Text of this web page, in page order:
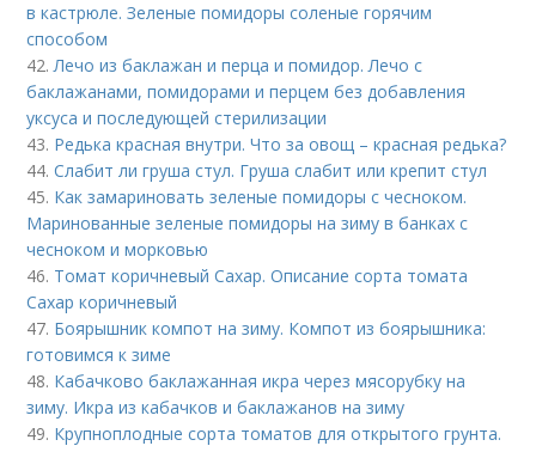
в кастрюле. Зеленые помидоры соленые горячим
способом
42.Лечо из баклажан и перца и помидор. Лечо с
баклажанами, помидорами и перцем без добавления
уксуса и последующей стерилизации
43. Редька красная внутри. Что за овощ – красная редька?
44.Слабит ли груша стул. Груша слабит или крепит стул
45. Как замариновать зеленые помидоры с чесноком.
Маринованные зеленые помидоры на зиму в банках с
чесноком и морковью
46. Томат коричневый Сахар. Описание сорта томата
Сахар коричневый
47. Боярышник компот на зиму. Компот из боярышника:
готовимся к зиме
48. Кабачково баклажанная икра через мясорубку на
зиму. Икра из кабачков и баклажанов на зиму
49. Крупноплодные сорта томатов для открытого грунта.